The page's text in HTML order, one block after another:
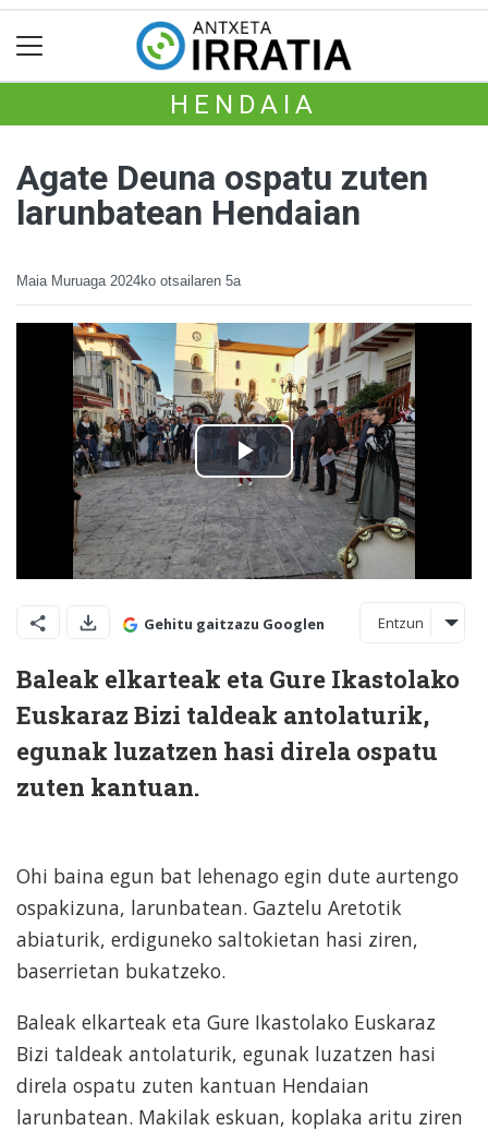
HENDAIA
Agate Deuna ospatu zuten
larunbatean Hendaian
Maia Muruaga 2024ko otsailaren 5a
Gehitu gaitzazu Googlen Entzun
Baleak elkarteak eta Gure Ikastolako
Euskaraz Bizi taldeak antolaturik,
egunak luzatzen hasi direla ospatu
zuten kantuan.
Ohi baina egun bat lehenago egin dute aurtengo
ospakizuna, larunbatean. Gaztelu Aretotik
abiaturik, erdiguneko saltokietan hasi ziren,
baserrietan bukatzeko.
Baleak elkarteak eta Gure Ikastolako Euskaraz
Bizi taldeak antolaturik, egunak luzatzen hasi
direla ospatu zuten kantuan Hendaian
larunbatean. Makilak eskuan, koplaka aritu ziren